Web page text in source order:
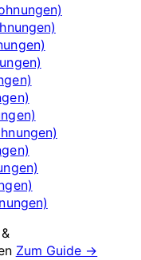
Zum Guide →